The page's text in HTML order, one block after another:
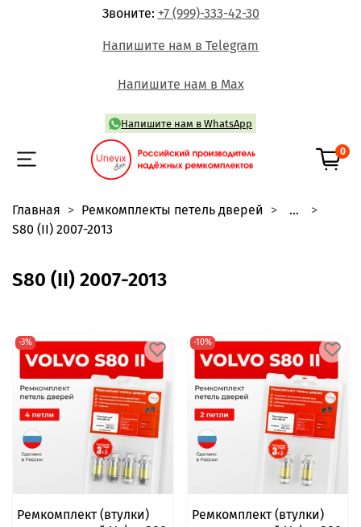
Звоните: +7 (999)-333-42-30
Напишите нам в Telegram
Напишите нам в Max
Напишите нам в WhatsApp
0
Главная Ремкомплекты петель дверей
...
S80 (II) 2007-2013
S80 (II) 2007-2013
-3%
Ремкомплект (втулки)
-10%
Ремкомплект (втулки)